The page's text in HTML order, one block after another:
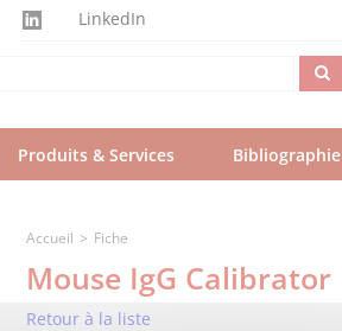
LinkedIn
Produits & Services Bibliographie
Accueil Fiche
Mouse IgG Calibrator
Retour à la liste